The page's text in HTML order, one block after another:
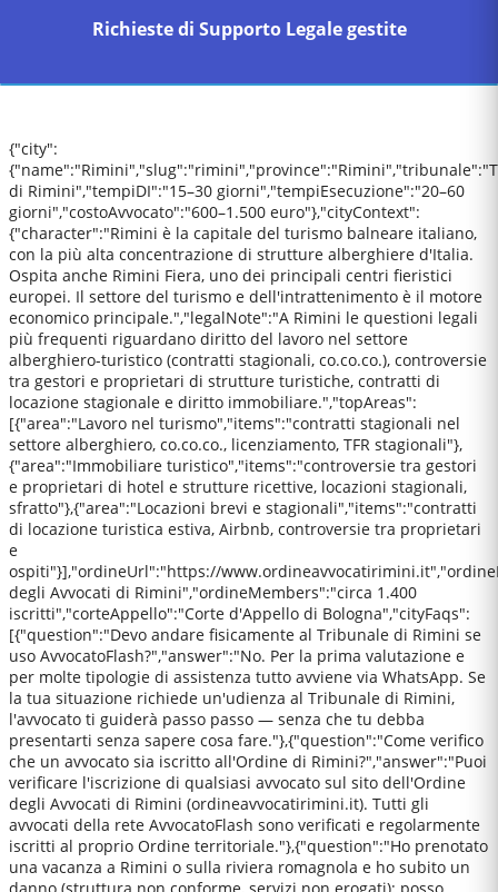
Richieste di Supporto Legale gestite
{"city":
di Rimini","tempiDI":"15–30 giorni","tempiEsecuzione":"20–60
giorni","costoAvvocato":"600–1.500 euro"},"cityContext":
{"character":"Rimini è la capitale del turismo balneare italiano,
con la più alta concentrazione di strutture alberghiere d'Italia.
Ospita anche Rimini Fiera, uno dei principali centri fieristici
europei. Il settore del turismo e dell'intrattenimento è il motore
economico principale.","legalNote":"A Rimini le questioni legali
più frequenti riguardano diritto del lavoro nel settore
alberghiero-turistico (contratti stagionali, co.co.co.), controversie
tra gestori e proprietari di strutture turistiche, contratti di
locazione stagionale e diritto immobiliare.","topAreas":
[{"area":"Lavoro nel turismo","items":"contratti stagionali nel
settore alberghiero, co.co.co., licenziamento, TFR stagionali"},
{"area":"Immobiliare turistico","items":"controversie tra gestori
e proprietari di hotel e strutture ricettive, locazioni stagionali,
sfratto"},{"area":"Locazioni brevi e stagionali","items":"contratti
di locazione turistica estiva, Airbnb, controversie tra proprietari
e
ospiti"}],"ordineUrl":"https://
degli Avvocati di Rimini","ordineMembers":"circa 1.400
iscritti","corteAppello":"Corte d'Appello di Bologna","cityFaqs":
[{"question":"Devo andare fisicamente al Tribunale di Rimini se
uso AvvocatoFlash?","answer":"No. Per la prima valutazione e
per molte tipologie di assistenza tutto avviene via WhatsApp. Se
la tua situazione richiede un'udienza al Tribunale di Rimini,
l'avvocato ti guiderà passo passo — senza che tu debba
presentarti senza sapere cosa fare."},{"question":"Come verifico
che un avvocato sia iscritto all'Ordine di Rimini?","answer":"Puoi
verificare l'iscrizione di qualsiasi avvocato sul sito dell'Ordine
degli Avvocati di Rimini (ordineavvocatirimini.it). Tutti gli
avvocati della rete AvvocatoFlash sono verificati e regolarmente
iscritti al proprio Ordine territoriale."},{"question":"Ho prenotato
una vacanza a Rimini o sulla riviera romagnola e ho subito un